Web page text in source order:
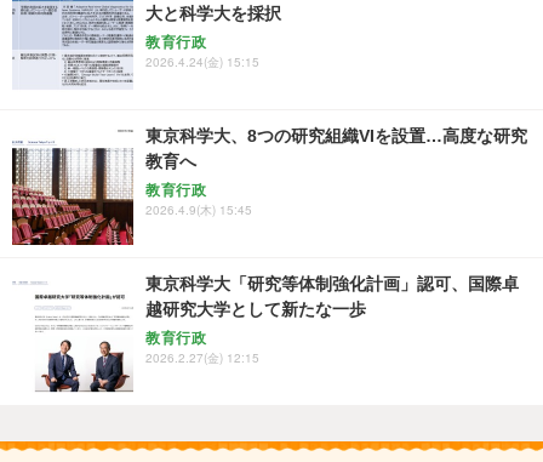
大と科学大を採択
教育行政
2026.4.24(金) 15:15
東京科学大、8つの研究組織VIを設置…高度な研究
教育へ
教育行政
2026.4.9(木) 15:45
東京科学大「研究等体制強化計画」認可、国際卓
越研究大学として新たな一歩
教育行政
2026.2.27(金) 12:15